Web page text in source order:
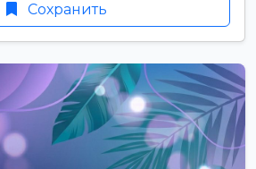
Сохранить